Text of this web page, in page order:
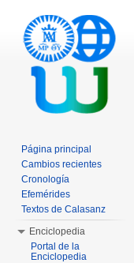
Página principal
Cambios recientes
Cronología
Efemérides
Textos de Calasanz
Enciclopedia
Portal de la
Enciclopedia